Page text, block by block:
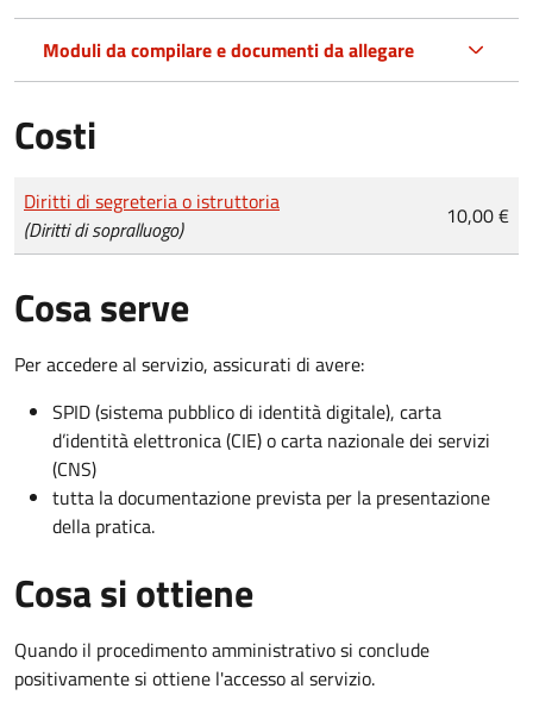
Moduli da compilare e documenti da allegare
Costi
Tipo di pagamento
Importo
Diritti di segreteria o istruttoria
(Diritti di sopralluogo)
10,00 €
Cosa serve
Per accedere al servizio, assicurati di avere:
SPID (sistema pubblico di identità digitale), carta
d’identità elettronica (CIE) o carta nazionale dei servizi
(CNS)
tutta la documentazione prevista per la presentazione
della pratica.
Cosa si ottiene
Quando il procedimento amministrativo si conclude
positivamente si ottiene l'accesso al servizio.